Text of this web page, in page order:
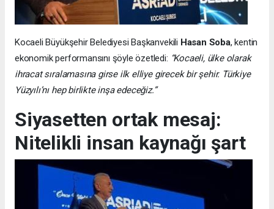
Kocaeli Büyükşehir Belediyesi Başkanvekili Hasan Soba, kentin
ekonomik performansını şöyle özetledi: “Kocaeli, ülke olarak
ihracat sıralamasına girse ilk elliye girecek bir şehir. Türkiye
Yüzyılı’nı hep birlikte inşa edeceğiz.”
Siyasetten ortak mesaj:
Nitelikli insan kaynağı şart